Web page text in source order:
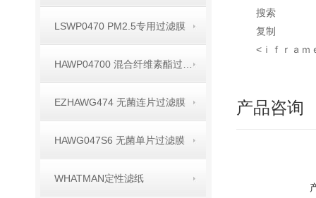
LSWP0470 PM2.5专用过滤膜
EZHAWG474 无菌连片过滤膜
HAWG047S6 无菌单片过滤膜
WHATMAN定性滤纸
搜索
复制
<ｉｆｒａｍ
产品咨询